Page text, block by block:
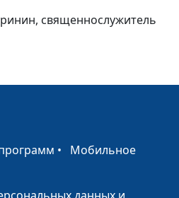
Роман Маринин,
#101
Роман Маринин,
священнослужитель
• Мобильное
данных и